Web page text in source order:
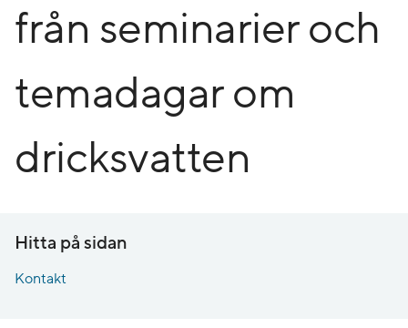
från seminarier och
temadagar om
dricksvatten
Hitta på sidan
Kontakt